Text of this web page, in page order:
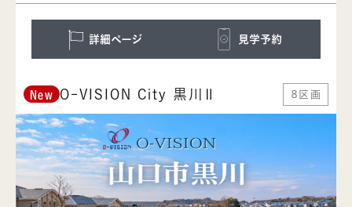
詳細ページ 見学予約
New O-VISION City 黒川Ⅱ ８区画